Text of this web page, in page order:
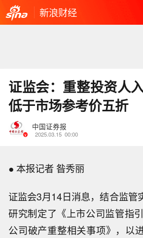
新浪财经
证监会：重整投资人
低于市场参考价五折
中国证券报
2025.03.15 00:00
● 本报记者 昝秀丽
证监会3月14日消息，结合监管
研究制定了《上市公司监管
公司破产重整相关事项》，以